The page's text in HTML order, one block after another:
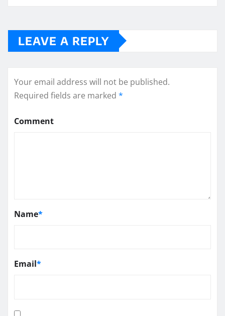
LEAVE A REPLY
Your email address will not be published.
Required fields are marked *
Comment
Name*
Email*